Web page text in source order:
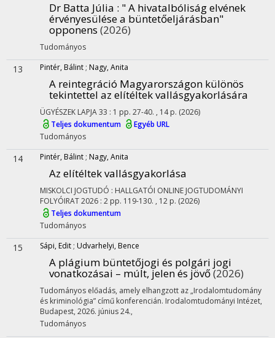
Dr Batta Júlia : " A hivatalbóliság elvének
érvényesülése a büntetőeljárásban"
opponens (2026)
Tudományos
13 Pintér, Bálint ; Nagy, Anita
A reintegráció Magyarországon különös
tekintettel az elítéltek vallásgyakorlására
ÜGYÉSZEK LAPJA33 : 1 pp. 27-40. , 14 p. (2026)
Teljes dokumentum
Egyéb URL
Tudományos
14 Pintér, Bálint ; Nagy, Anita
Az elítéltek vallásgyakorlása
MISKOLCI JOGTUDÓ : HALLGATÓI ONLINE JOGTUDOMÁNYI
FOLYÓIRAT2026 : 2 pp. 119-130. , 12 p. (2026)
Teljes dokumentum
Tudományos
15 Sápi, Edit ; Udvarhelyi, Bence
A plágium büntetőjogi és polgári jogi
vonatkozásai – múlt, jelen és jövő(2026)
Tudományos előadás, amely elhangzott az „Irodalomtudomány
és kriminológia” című konferencián. Irodalomtudományi Intézet,
Budapest, 2026. június 24.,
Tudományos